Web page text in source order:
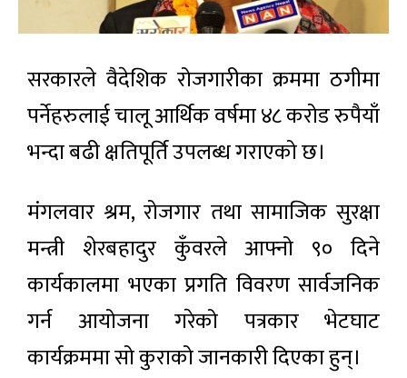
सरकारले वैदेशिक रोजगारीका क्रममा ठगीमा
पर्नेहरुलाई चालू आर्थिक वर्षमा ४८ करोड रुपैयाँ
भन्दा बढी क्षतिपूर्ति उपलब्ध गराएको छ।
मंगलवार श्रम, रोजगार तथा सामाजिक सुरक्षा
मन्त्री शेरबहादुर कुँवरले आफ्नो ९० दिने
कार्यकालमा भएका प्रगति विवरण सार्वजनिक
गर्न आयोजना गरेको पत्रकार भेटघाट
कार्यक्रममा सो कुराको जानकारी दिएका हुन्।